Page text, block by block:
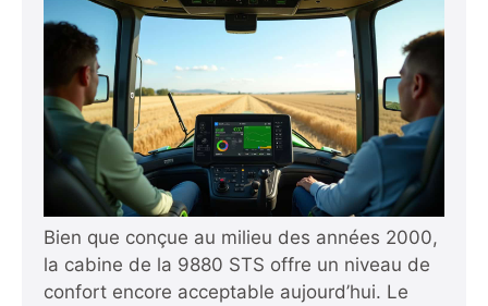
Bien que conçue au milieu des années 2000,
la cabine de la 9880 STS offre un niveau de
confort encore acceptable aujourd’hui. Le